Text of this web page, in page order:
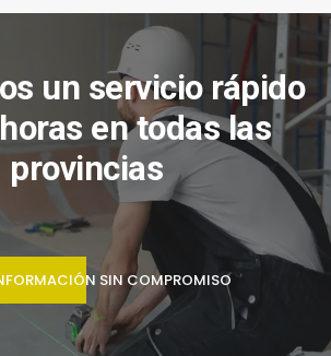
un servicio rápido
en todas las
provincias
SIN COMPROMISO